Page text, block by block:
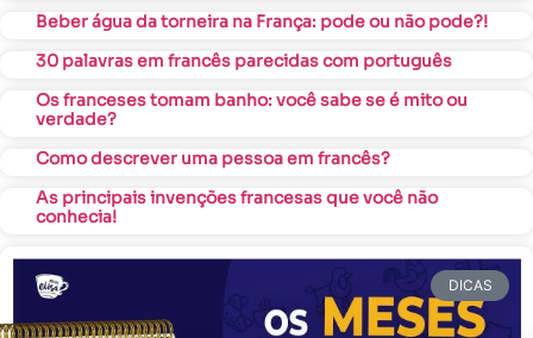
Beber água da torneira na França: pode ou não pode?!
30 palavras em francês parecidas com português
Os franceses tomam banho: você sabe se é mito ou
verdade?
Como descrever uma pessoa em francês?
As principais invenções francesas que você não
conhecia!
DICAS